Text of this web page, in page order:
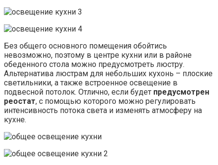
Без общего основного помещения обойтись
невозможно, поэтому в центре кухни или в районе
обеденного стола можно предусмотреть люстру.
Альтернатива люстрам для небольших кухонь – плоские
светильники, а также встроенное освещение в
подвесной потолок. Отлично, если будет предусмотрен
реостат, с помощью которого можно регулировать
интенсивность потока света и изменять атмосферу на
кухне.